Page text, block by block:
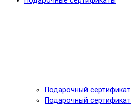
Подарочный
Подарочный